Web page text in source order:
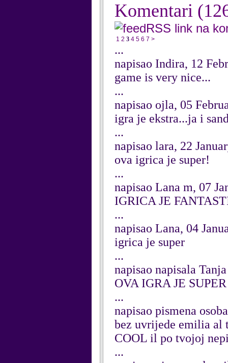
Komentari
RSS link na
1 2 3 4 5 6 7 >
...
napisao Indira, 12
game is very nice...
...
napisao ojla, 05
igra je ekstra...ja i
...
napisao lara, 22
ova igrica je super!
...
napisao Lana m, 07
IGRICA JE
...
napisao Lana, 04
igrica je super
...
napisao napisala
OVA IGRA JE
...
napisao pismena
bez uvrijede emilia al
COOL il po tvojoj
...